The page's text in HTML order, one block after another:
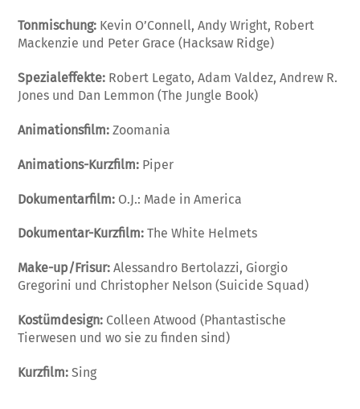
Tonmischung: Kevin O’Connell, Andy Wright, Robert
Mackenzie und Peter Grace (Hacksaw Ridge)
Spezialeffekte: Robert Legato, Adam Valdez, Andrew R.
Jones und Dan Lemmon (The Jungle Book)
Animationsfilm: Zoomania
Animations-Kurzfilm: Piper
Dokumentarfilm: O.J.: Made in America
Dokumentar-Kurzfilm:The White Helmets
Make-up/Frisur: Alessandro Bertolazzi, Giorgio
Gregorini und Christopher Nelson (Suicide Squad)
Kostümdesign: Colleen Atwood (Phantastische
Tierwesen und wo sie zu finden sind)
Kurzfilm:Sing